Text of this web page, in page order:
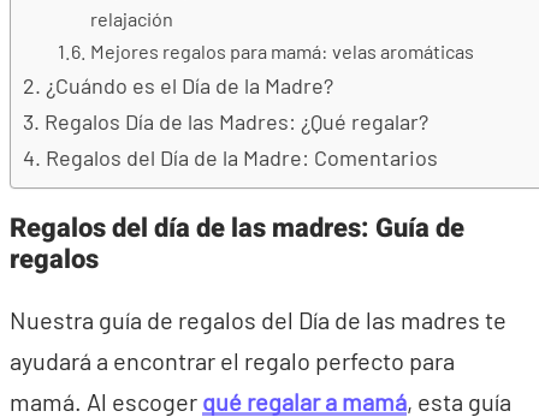
relajación
Mejores regalos para mamá: velas aromáticas
¿Cuándo es el Día de la Madre?
Regalos Día de las Madres: ¿Qué regalar?
Regalos del Día de la Madre: Comentarios
Regalos del día de las madres: Guía de
regalos
Nuestra guía de regalos del Día de las madres te
ayudará a encontrar el regalo perfecto para
mamá. Al escoger qué regalar a mamá, esta guía